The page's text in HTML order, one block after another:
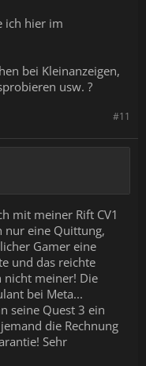
ich hier im
bei Kleinanzeigen,
usw. ?
#11
mit meiner Rift CV1
nur eine Quittung,
Gamer eine
und das reichte
nicht meiner! Die
bei Meta...
seine Quest 3 ein
die Rechnung
Sehr